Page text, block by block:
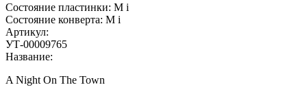
Состояние пластинки: M i
Состояние конверта: M i
Артикул:
УТ-00009765
Название:
A Night On The Town